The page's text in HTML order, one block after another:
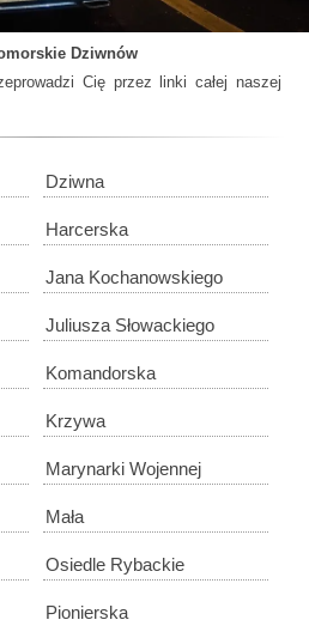
Dziwnów
Cię przez linki całej naszej
Dziwna
Harcerska
Jana Kochanowskiego
Juliusza Słowackiego
Komandorska
Krzywa
Marynarki Wojennej
Mała
Osiedle Rybackie
Pionierska